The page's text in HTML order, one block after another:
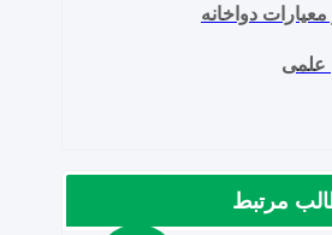
دواخانه
علمی
مرتبط